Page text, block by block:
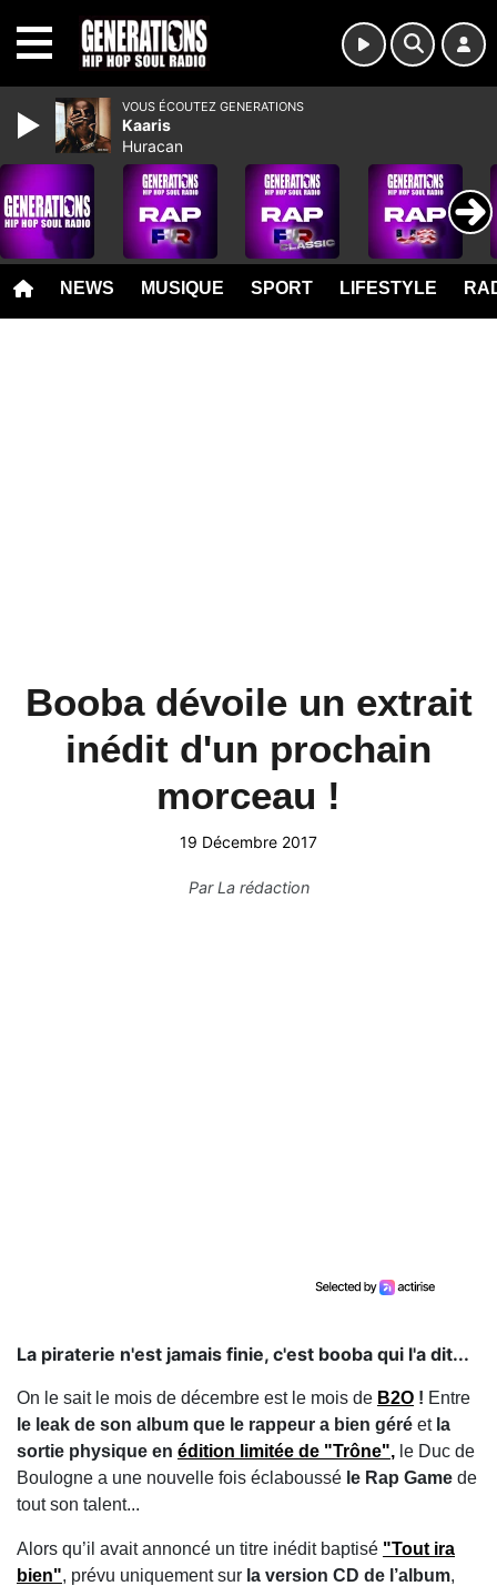
NEWS MUSIQUE SPORT LIFESTYLE
Booba dévoile un extrait
inédit d'un prochain
morceau !
19 Décembre 2017
ParLa rédaction
La piraterie n'est jamais finie, c'est booba qui l'a dit...
On le sait le mois de décembre est le mois de B2O ! Entre
le leak de son album que le rappeur a bien géré et la
sortie physique en édition limitée de "Trône", le Duc de
Boulogne a une nouvelle fois éclaboussé le Rap Game de
tout son talent...
Alors qu’il avait annoncé un titre inédit baptisé "Tout ira
bien", prévu uniquement sur la version CD de l’album,
VOUS ÉCOUTEZ GENERATIONS
Kaaris
Huracan